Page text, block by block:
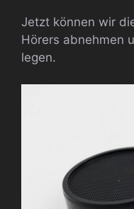
Jetzt können wir
Hörers abnehmen
legen.